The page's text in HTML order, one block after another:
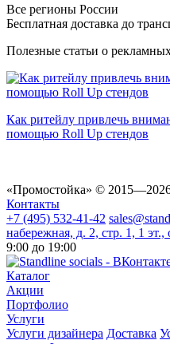
Все регионы России
Бесплатная доставка до
Полезные статьи о
Как ритейлу привлечь
помощью Roll Up стендов
«Промостойка» ©
Контакты
+7 (495) 532-41-42
набережная, д. 2, стр. 1, 1
9:00 до 19:00
Каталог
Акции
Портфолио
Услуги
Услуги дизайнера Доставка